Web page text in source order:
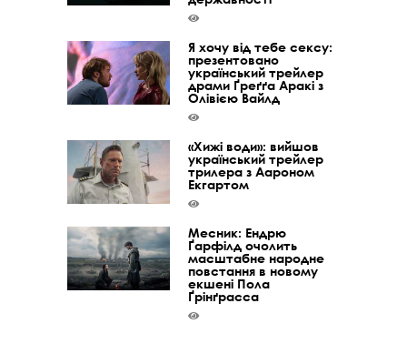
Я хочу від тебе сексу:
презентовано
український трейлер
драми Ґреґґа Аракі з
Олівією Вайлд
«Хижі води»: вийшов
український трейлер
трилера з Аароном
Екгартом
Месник: Ендрю
Ґарфілд очолить
масштабне народне
повстання в новому
екшені Пола
Ґрінґрасса